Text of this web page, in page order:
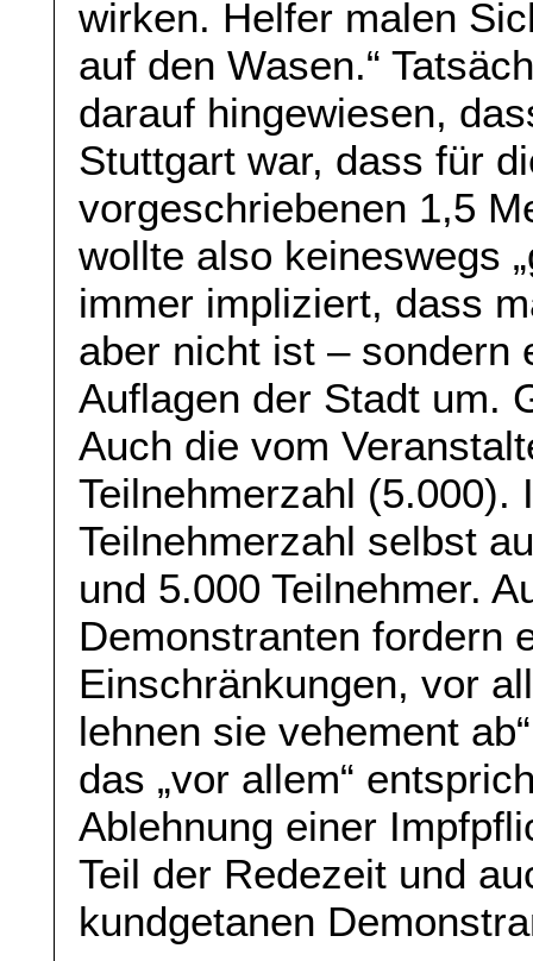
wirken. Helfer malen
auf den Wasen.“
darauf hingewiesen,
Stuttgart war, dass für
vorgeschriebenen 1,5
wollte also keineswegs
immer impliziert, dass
aber nicht ist – sondern
Auflagen der Stadt um.
Auch die vom
Teilnehmerzahl (5.000).
Teilnehmerzahl selbst
und 5.000 Teilnehmer.
Demonstranten fordern
Einschränkungen, vor
lehnen sie vehement
das „vor allem“
Ablehnung einer
Teil der Redezeit und
kundgetanen